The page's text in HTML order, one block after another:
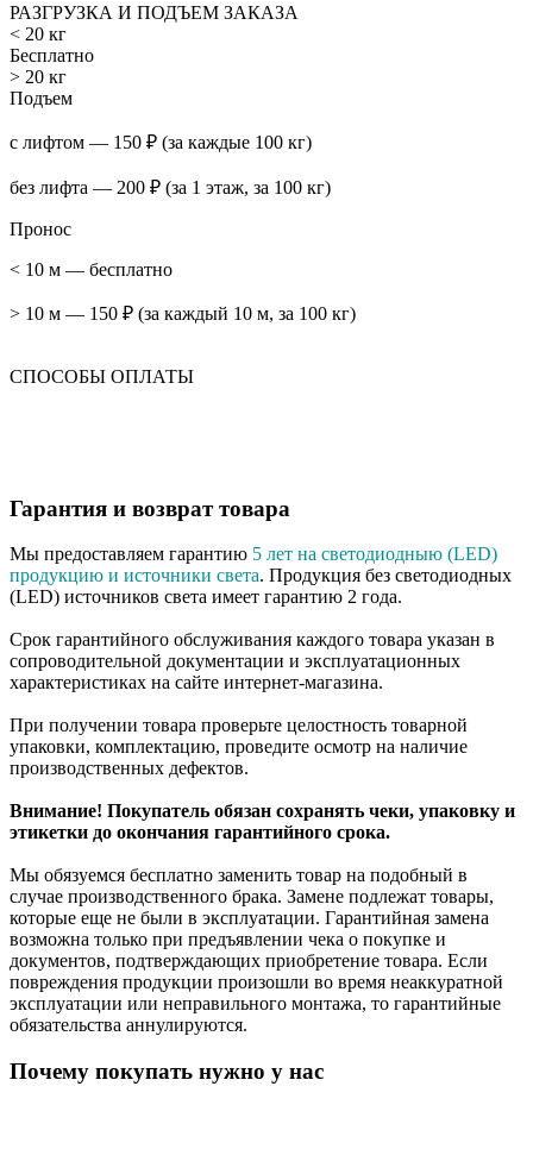
РАЗГРУЗКА И ПОДЪЕМ ЗАКАЗА
< 20 кг
Бесплатно
> 20 кг
Подъем
с лифтом — 150 ₽ (за каждые 100 кг)
без лифта — 200 ₽ (за 1 этаж, за 100 кг)
Пронос
< 10 м — бесплатно
> 10 м — 150 ₽ (за каждый 10 м, за 100 кг)
СПОСОБЫ ОПЛАТЫ
Гарантия и возврат товара
Мы предоставляем гарантию 5 лет на светодиодныю (LED)
продукцию и источники света. Продукция без светодиодных
(LED) источников света имеет гарантию 2 года.
Срок гарантийного обслуживания каждого товара указан в
сопроводительной документации и эксплуатационных
характеристиках на сайте интернет-магазина.
При получении товара проверьте целостность товарной
упаковки, комплектацию, проведите осмотр на наличие
производственных дефектов.
Внимание! Покупатель обязан сохранять чеки, упаковку и
этикетки до окончания гарантийного срока.
Мы обязуемся бесплатно заменить товар на подобный в
случае производственного брака. Замене подлежат товары,
которые еще не были в эксплуатации. Гарантийная замена
возможна только при предъявлении чека о покупке и
документов, подтверждающих приобретение товара. Если
повреждения продукции произошли во время неаккуратной
эксплуатации или неправильного монтажа, то гарантийные
обязательства аннулируются.
Почему покупать нужно у нас